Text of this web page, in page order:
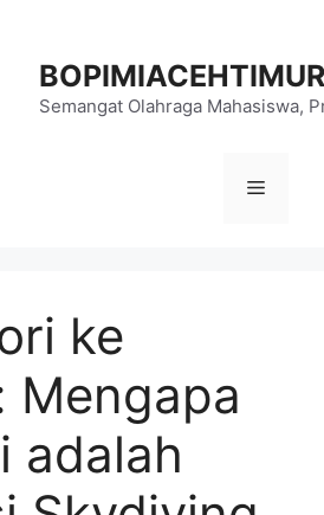
BOPIMIACEHTIMUR
Semangat Olahraga Mahasiswa,
Menu
ke
Mengapa
adalah